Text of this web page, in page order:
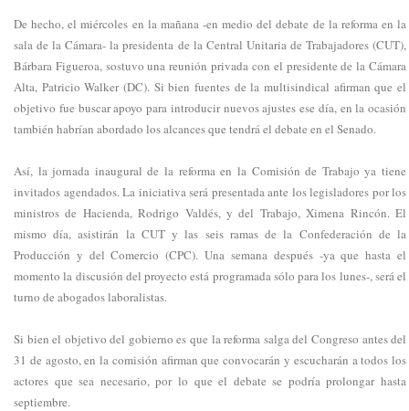
De hecho, el miércoles en la mañana -en medio del debate de la reforma en la
sala de la Cámara- la presidenta de la Central Unitaria de Trabajadores (CUT),
Bárbara Figueroa, sostuvo una reunión privada con el presidente de la Cámara
Alta, Patricio Walker (DC). Si bien fuentes de la multisindical afirman que el
objetivo fue buscar apoyo para introducir nuevos ajustes ese día, en la ocasión
también habrían abordado los alcances que tendrá el debate en el Senado.
Así, la jornada inaugural de la reforma en la Comisión de Trabajo ya tiene
invitados agendados. La iniciativa será presentada ante los legisladores por los
ministros de Hacienda, Rodrigo Valdés, y del Trabajo, Ximena Rincón. El
mismo día, asistirán la CUT y las seis ramas de la Confederación de la
Producción y del Comercio (CPC). Una semana después -ya que hasta el
momento la discusión del proyecto está programada sólo para los lunes-, será el
turno de abogados laboralistas.
Si bien el objetivo del gobierno es que la reforma salga del Congreso antes del
31 de agosto, en la comisión afirman que convocarán y escucharán a todos los
actores que sea necesario, por lo que el debate se podría prolongar hasta
septiembre.